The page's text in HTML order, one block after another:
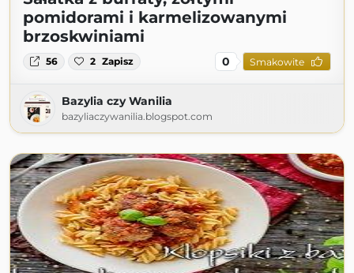
pomidorami i karmelizowanymi
brzoskwiniami
56 2 Zapisz 0 Smakowite
Bazylia czy Wanilia
bazyliaczywanilia.blogspot.com